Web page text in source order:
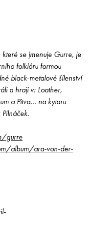
se jmenuje Gurre, je
folklóru formou
black-metalové šílenství
a hrají v: Loather,
a Pitva... na kytaru
gurre
album/ara-von-der-